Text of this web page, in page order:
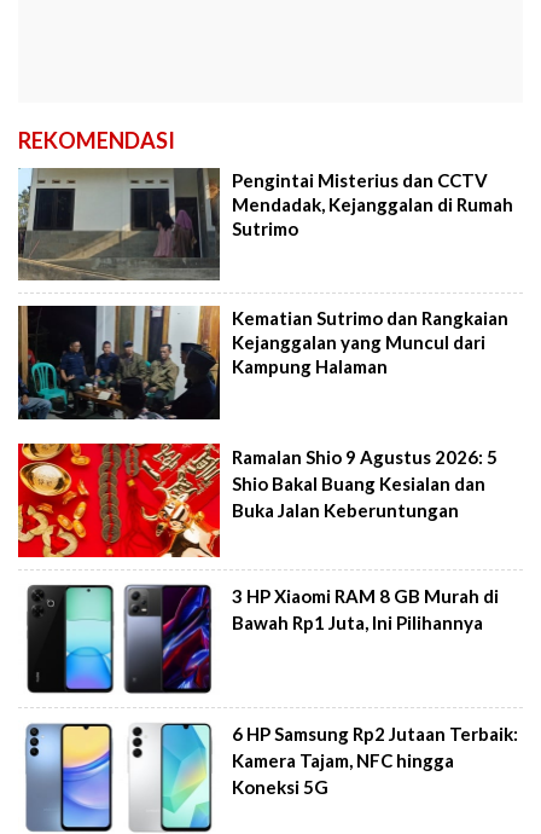
REKOMENDASI
Pengintai Misterius dan CCTV
Mendadak, Kejanggalan di Rumah
Sutrimo
Kematian Sutrimo dan Rangkaian
Kejanggalan yang Muncul dari
Kampung Halaman
Ramalan Shio 9 Agustus 2026: 5
Shio Bakal Buang Kesialan dan
Buka Jalan Keberuntungan
3 HP Xiaomi RAM 8 GB Murah di
Bawah Rp1 Juta, Ini Pilihannya
6 HP Samsung Rp2 Jutaan Terbaik:
Kamera Tajam, NFC hingga
Koneksi 5G